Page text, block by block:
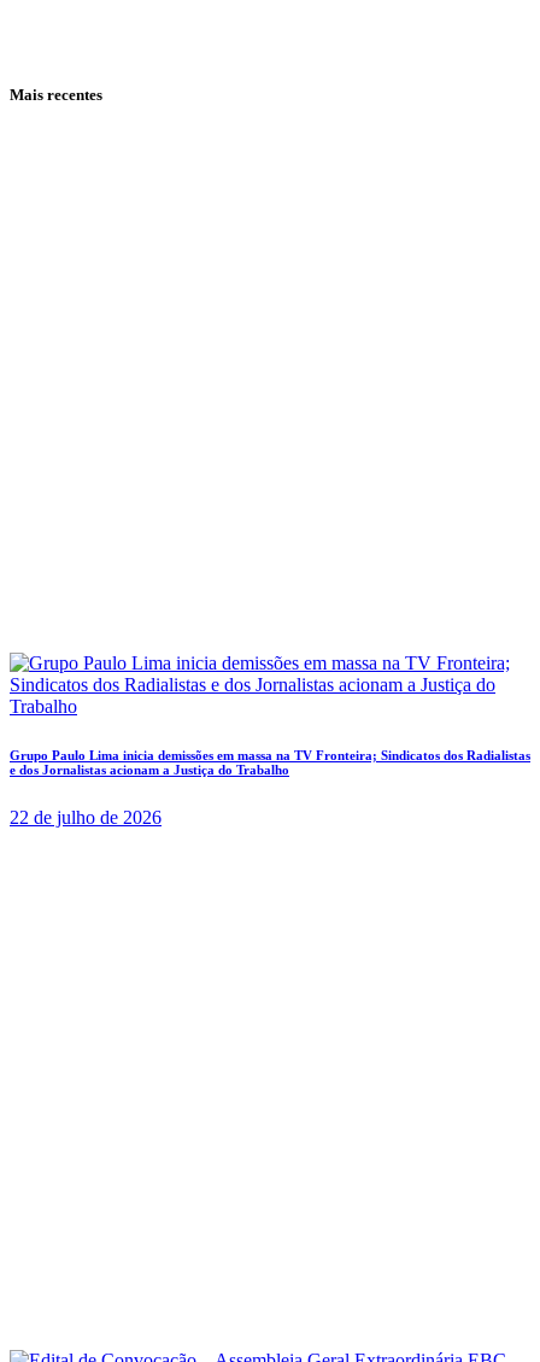
Mais recentes
Grupo Paulo Lima inicia demissões em massa na TV Fronteira; Sindicatos dos Radialistas
e dos Jornalistas acionam a Justiça do Trabalho
22 de julho de 2026